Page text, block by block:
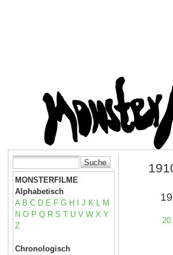
MONSTERFILME
Alphabetisch
A B C D E F G H I J K L M
N O P Q R S T U V W X Y
Z
Chronologisch